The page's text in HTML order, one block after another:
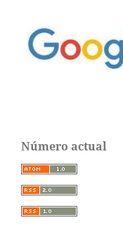
Número actual